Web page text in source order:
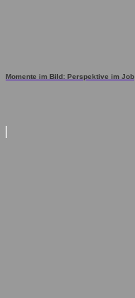
Momente im Bild: Perspektive im Job